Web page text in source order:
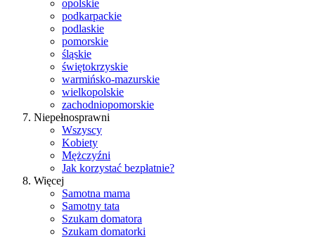
opolskie
podkarpackie
podlaskie
pomorskie
śląskie
świętokrzyskie
warmińsko-mazurskie
wielkopolskie
zachodniopomorskie
Niepełnosprawni
Wszyscy
Kobiety
Mężczyźni
Jak korzystać bezpłatnie?
Więcej
Samotna mama
Samotny tata
Szukam domatora
Szukam domatorki